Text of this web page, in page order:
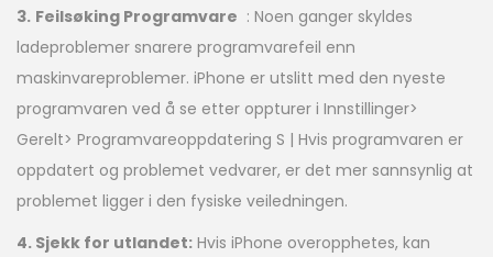
3. Feilsøking Programvare : Noen ganger skyldes
ladeproblemer snarere programvarefeil enn
maskinvareproblemer. iPhone er utslitt med den nyeste
programvaren ved å se etter oppturer i Innstillinger>
Gerelt> Programvareoppdatering S | Hvis programvaren er
oppdatert og problemet vedvarer, er det mer sannsynlig at
problemet ligger i den fysiske veiledningen.
4. Sjekk for utlandet: Hvis iPhone overopphetes, kan